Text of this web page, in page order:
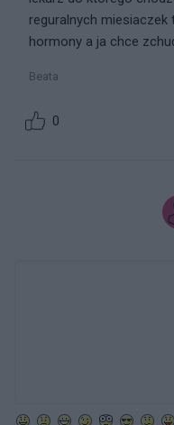
reguralnych miesiaczek
hormony a ja chce
Beata
0